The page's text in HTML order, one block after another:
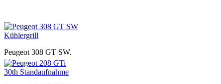
Peugeot 308 GT SW.